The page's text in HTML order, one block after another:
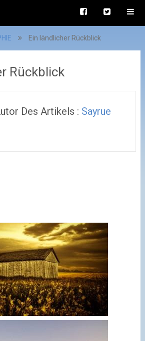
Ein ländlicher Rückblick
Rückblick
Des Artikels : Sayrue